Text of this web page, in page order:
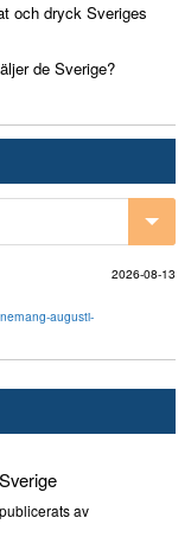
och dryck Sveriges
de Sverige?
2026-08-13
augusti-
av